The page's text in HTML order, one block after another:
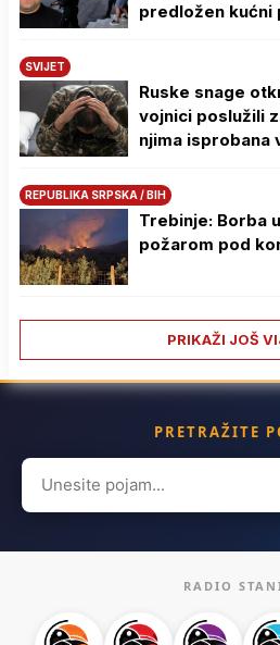
predložen kućni
SVIJET
Ruske snage
vojnici poslužili
njima isprobana
REPUBLIKA SRPSKA / BIH
Trebinje: Borba
požarom pod
PRIKAŽI JOŠ
PRETRAŽITE
Search
for:
RADIO